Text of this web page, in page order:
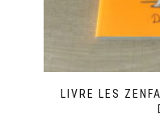
LIVRE LES